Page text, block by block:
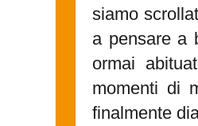
siamo
a pensare a
ormai
momenti di
finalmente